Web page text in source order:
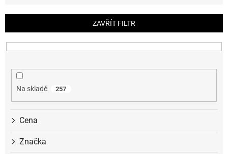
í
p
r
ZAVŘÍT FILTR
Na skladě 257
Cena
Značka